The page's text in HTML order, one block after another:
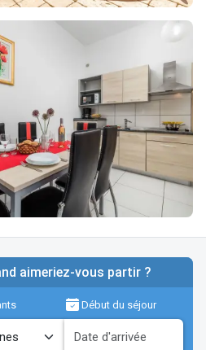
aimeriez-vous partir ?
Début du séjour